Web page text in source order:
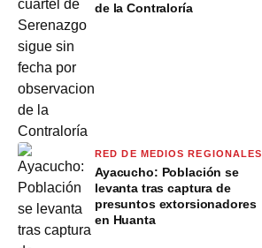
de la Contraloría
RED DE MEDIOS REGIONALES
Ayacucho: Población se
levanta tras captura de
presuntos extorsionadores
en Huanta